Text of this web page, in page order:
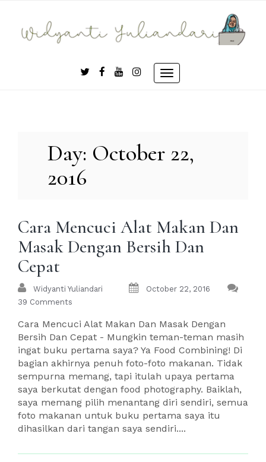
content
Toggle
Day: October 22,
2016
Cara Mencuci Alat Makan Dan
Masak Dengan Bersih Dan
Cepat
Widyanti Yuliandari
October 22, 2016
39 Comments
Cara Mencuci Alat Makan Dan Masak Dengan
Bersih Dan Cepat - Mungkin teman-teman masih
ingat buku pertama saya? Ya Food Combining! Di
bagian akhirnya penuh foto-foto makanan. Tidak
sempurna memang, tapi itulah upaya pertama
saya berkutat dengan food photography. Baiklah,
saya memang pilih menantang diri sendiri, semua
foto makanan untuk buku pertama saya itu
dihasilkan dari tangan saya sendiri....